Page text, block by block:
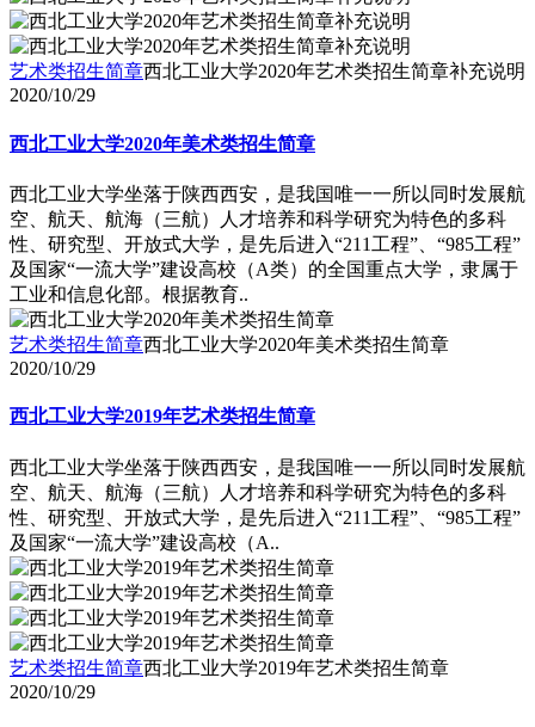
艺术类招生简章西北工业大学2020年艺术类招生简章补充说明
2020/10/29
西北工业大学2020年美术类招生简章
西北工业大学坐落于陕西西安，是我国唯一一所以同时发展航
空、航天、航海（三航）人才培养和科学研究为特色的多科
性、研究型、开放式大学，是先后进入“211工程”、“985工程”
及国家“一流大学”建设高校（A类）的全国重点大学，隶属于
工业和信息化部。根据教育..
艺术类招生简章西北工业大学2020年美术类招生简章
2020/10/29
西北工业大学2019年艺术类招生简章
西北工业大学坐落于陕西西安，是我国唯一一所以同时发展航
空、航天、航海（三航）人才培养和科学研究为特色的多科
性、研究型、开放式大学，是先后进入“211工程”、“985工程”
及国家“一流大学”建设高校（A..
艺术类招生简章西北工业大学2019年艺术类招生简章
2020/10/29